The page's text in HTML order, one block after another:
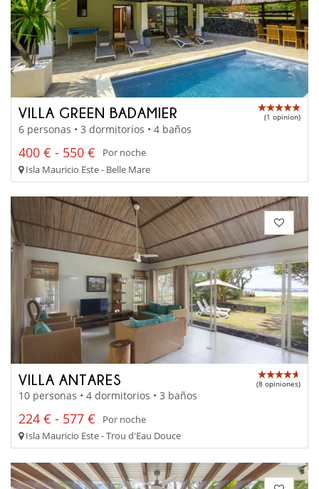
VILLA GREEN BADAMIER (1 opinion)
6 personas • 3 dormitorios • 4 baños
400 € - 550 €
Por noche
Isla Mauricio Este - Belle Mare
VILLA ANTARES (8 opiniones)
10 personas • 4 dormitorios • 3 baños
224 € - 577 €
Por noche
Isla Mauricio Este - Trou d'Eau Douce